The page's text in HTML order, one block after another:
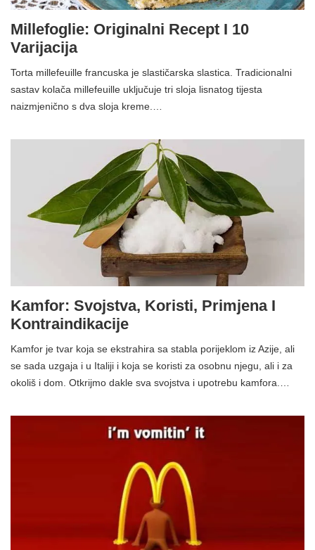
Millefoglie: Originalni Recept I 10
Varijacija
Torta millefeuille francuska je slastičarska slastica. Tradicionalni
sastav kolača millefeuille uključuje tri sloja lisnatog tijesta
naizmjenično s dva sloja kreme.…
Kamfor: Svojstva, Koristi, Primjena I
Kontraindikacije
Kamfor je tvar koja se ekstrahira sa stabla porijeklom iz Azije, ali
se sada uzgaja i u Italiji i koja se koristi za osobnu njegu, ali i za
okoliš i dom. Otkrijmo dakle sva svojstva i upotrebu kamfora.…